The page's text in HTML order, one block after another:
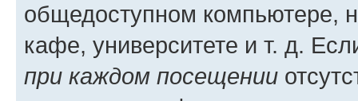
общедоступном компьютере,
кафе, университете и т. д.
при каждом посещении